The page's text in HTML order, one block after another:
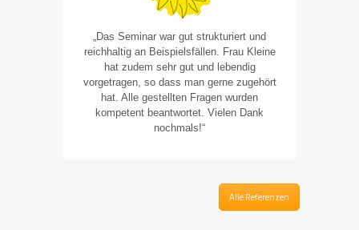
„Das Seminar war gut strukturiert und
reichhaltig an Beispielsfällen. Frau Kleine
hat zudem sehr gut und lebendig
vorgetragen, so dass man gerne zugehört
hat. Alle gestellten Fragen wurden
kompetent beantwortet. Vielen Dank
nochmals!“
Alle Referenzen